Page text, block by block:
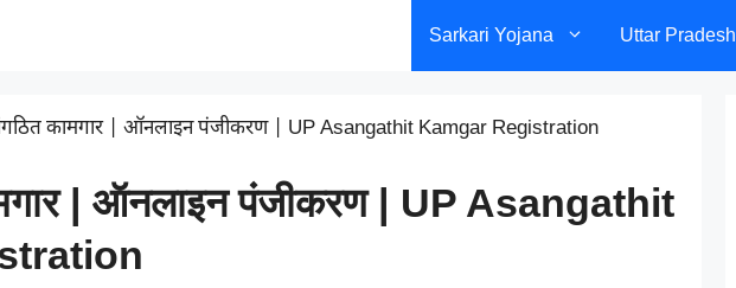
Sarkari Yojana Uttar Pradesh
कामगार | ऑनलाइन पंजीकरण | UP Asangathit Kamgar Registration
| ऑनलाइन पंजीकरण | UP Asangathit